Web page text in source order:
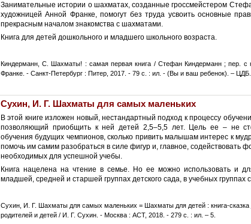
Занимательные истории о шахматах, созданные гроссмейстером
художницей Анной Франке, помогут без труда усвоить основные
прекрасным началом знакомства с шахматами.
Книга для детей дошкольного и младшего школьного возраста.
Киндерманн, С. Шахматы! : самая первая книга / Стефан Киндерманн ; пер. с
Франке. - Санкт-Петербург : Питер, 2017. - 79 с. : ил. - (Вы и ваш ребенок). – ЦДБ.
Сухин, И. Г. Шахматы для самых маленьких
В этой книге изложен новый, нестандартный подход к процессу
позволяющий приобщить к ней детей 2,5–5,5 лет. Цель ее – не
обучения будущих чемпионов, сколько привить малышам интерес к
помочь им самим разобраться в силе фигур и, главное, содействовать
необходимых для успешной учебы.
Книга нацелена на чтение в семье. Но ее можно использовать и
младшей, средней и старшей группах детского сада, в учебных группах
Сухин, И. Г. Шахматы для самых маленьких = Шахматы для детей : книга-сказка
родителей и детей / И. Г. Сухин. - Москва : АСТ, 2018. - 279 с. : ил. – 5.